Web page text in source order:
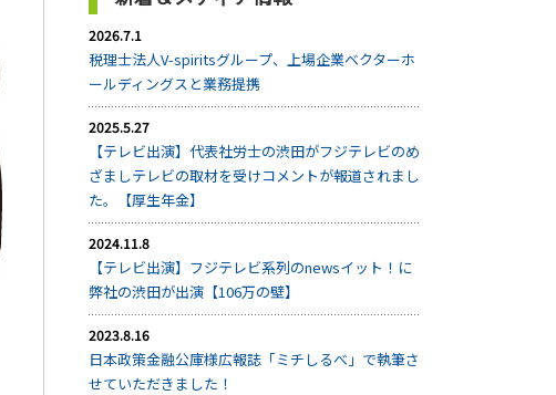
2026.7.1
税理士法人V-spiritsグループ、上場企業ベクターホ
ールディングスと業務提携
2025.5.27
【テレビ出演】代表社労士の渋田がフジテレビのめ
ざましテレビの取材を受けコメントが報道されまし
た。【厚生年金】
2024.11.8
【テレビ出演】フジテレビ系列のnewsイット！に
弊社の渋田が出演【106万の壁】
2023.8.16
日本政策金融公庫様広報誌「ミチしるべ」で執筆さ
せていただきました！